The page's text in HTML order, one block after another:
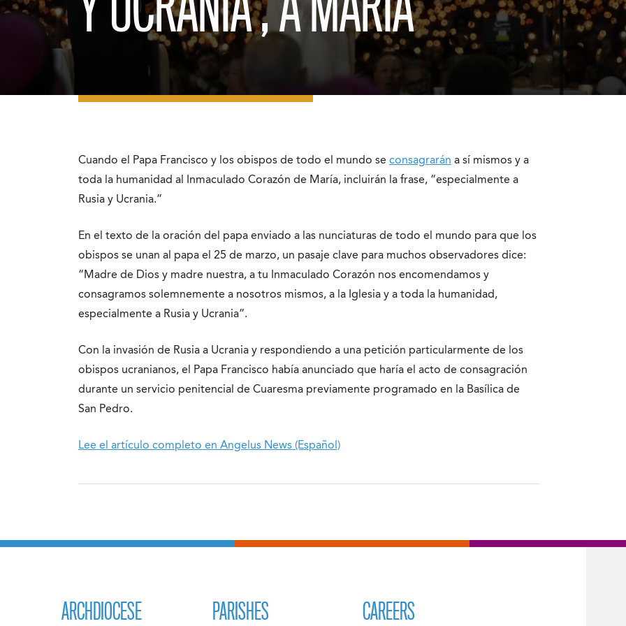
Cuando el Papa Francisco y los obispos de todo el mundo se consagrarán a sí mismos y a
toda la humanidad al Inmaculado Corazón de María, incluirán la frase, “especialmente a
Rusia y Ucrania.”
En el texto de la oración del papa enviado a las nunciaturas de todo el mundo para que los
obispos se unan al papa el 25 de marzo, un pasaje clave para muchos observadores dice:
“Madre de Dios y madre nuestra, a tu Inmaculado Corazón nos encomendamos y
consagramos solemnemente a nosotros mismos, a la Iglesia y a toda la humanidad,
especialmente a Rusia y Ucrania”.
Con la invasión de Rusia a Ucrania y respondiendo a una petición particularmente de los
obispos ucranianos, el Papa Francisco había anunciado que haría el acto de consagración
durante un servicio penitencial de Cuaresma previamente programado en la Basílica de
San Pedro.
Lee el artículo completo en Angelus News (Español)
ARCHDIOCESE PARISHES CAREERS